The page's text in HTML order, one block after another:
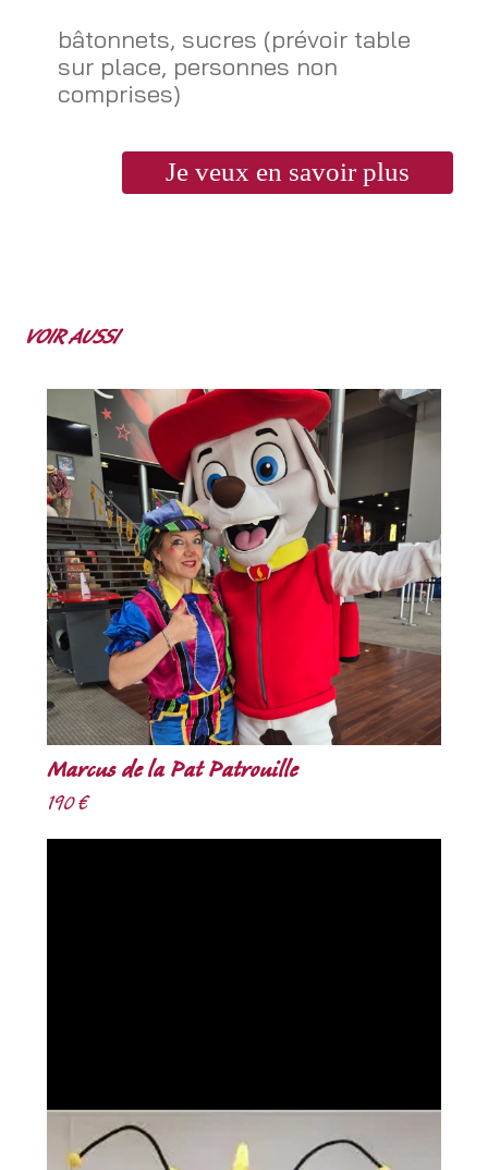
bâtonnets, sucres (prévoir table
sur place, personnes non
comprises)
Je veux en savoir plus
VOIR AUSSI
Marcus de la Pat Patrouille
190 €